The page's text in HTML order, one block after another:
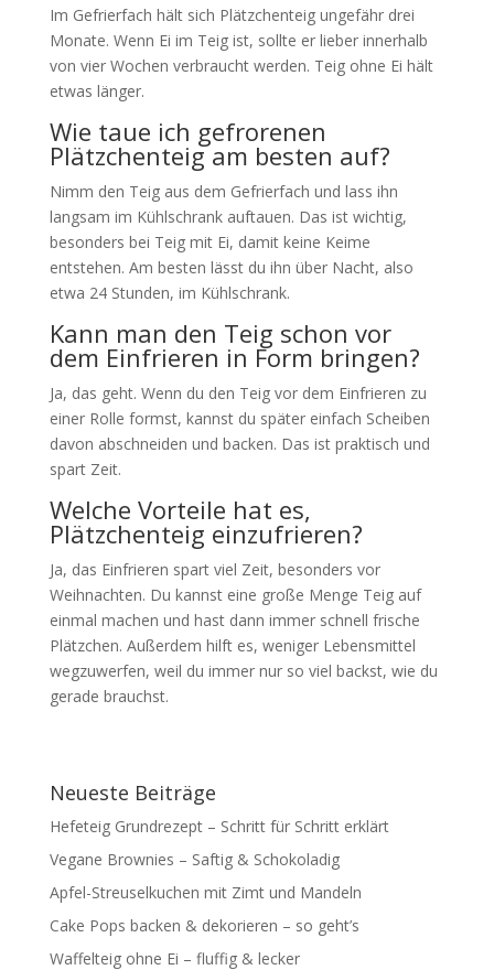
Im Gefrierfach hält sich Plätzchenteig ungefähr drei
Monate. Wenn Ei im Teig ist, sollte er lieber innerhalb
von vier Wochen verbraucht werden. Teig ohne Ei hält
etwas länger.
Wie taue ich gefrorenen
Plätzchenteig am besten auf?
Nimm den Teig aus dem Gefrierfach und lass ihn
langsam im Kühlschrank auftauen. Das ist wichtig,
besonders bei Teig mit Ei, damit keine Keime
entstehen. Am besten lässt du ihn über Nacht, also
etwa 24 Stunden, im Kühlschrank.
Kann man den Teig schon vor
dem Einfrieren in Form bringen?
Ja, das geht. Wenn du den Teig vor dem Einfrieren zu
einer Rolle formst, kannst du später einfach Scheiben
davon abschneiden und backen. Das ist praktisch und
spart Zeit.
Welche Vorteile hat es,
Plätzchenteig einzufrieren?
Ja, das Einfrieren spart viel Zeit, besonders vor
Weihnachten. Du kannst eine große Menge Teig auf
einmal machen und hast dann immer schnell frische
Plätzchen. Außerdem hilft es, weniger Lebensmittel
wegzuwerfen, weil du immer nur so viel backst, wie du
gerade brauchst.
Neueste Beiträge
Hefeteig Grundrezept – Schritt für Schritt erklärt
Vegane Brownies – Saftig & Schokoladig
Apfel-Streuselkuchen mit Zimt und Mandeln
Cake Pops backen & dekorieren – so geht’s
Waffelteig ohne Ei – fluffig & lecker